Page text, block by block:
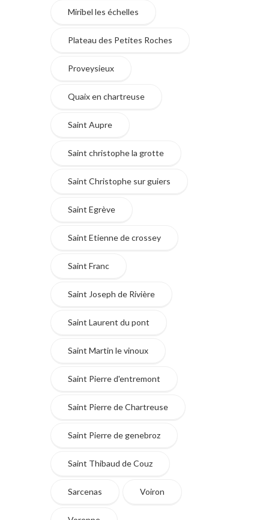
Miribel les échelles
Plateau des Petites Roches
Proveysieux
Quaix en chartreuse
Saint Aupre
Saint christophe la grotte
Saint Christophe sur guiers
Saint Egrève
Saint Etienne de crossey
Saint Franc
Saint Joseph de Rivière
Saint Laurent du pont
Saint Martin le vinoux
Saint Pierre d'entremont
Saint Pierre de Chartreuse
Saint Pierre de genebroz
Saint Thibaud de Couz
Sarcenas Voiron